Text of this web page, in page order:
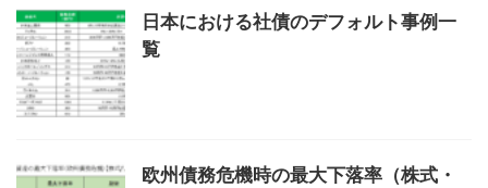
日本における社債のデフォルト事例一
覧
欧州債務危機時の最大下落率（株式・